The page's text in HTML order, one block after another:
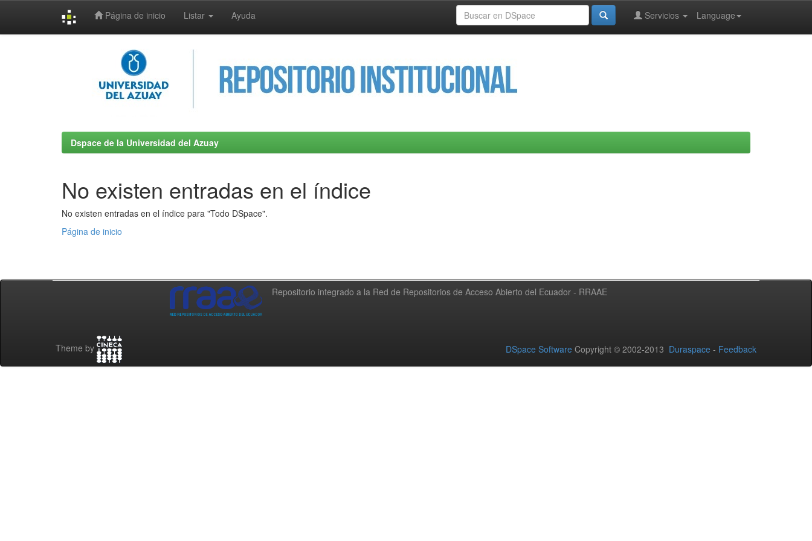
Página de inicio Listar Ayuda Language
Servicios
Dspace de la Universidad del Azuay
No existen entradas en el índice
No existen entradas en el índice para "Todo DSpace".
Página de inicio
Repositorio integrado a la Red de Repositorios de Acceso Abierto del Ecuador - RRAAE
Theme by DSpace Software Copyright © 2002-2013 Duraspace - Feedback